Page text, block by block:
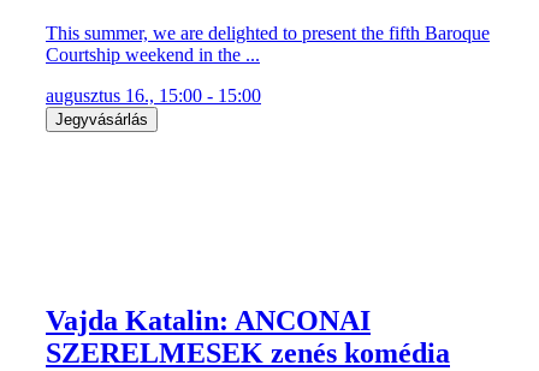
This summer, we are delighted to present the fifth Baroque
Courtship weekend in the ...
augusztus 16., 15:00 - 15:00
Jegyvásárlás
Vajda Katalin: ANCONAI
SZERELMESEK zenés komédia